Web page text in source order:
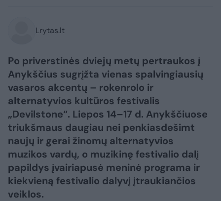
Lrytas.lt
Po priverstinės dviejų metų pertraukos į
Anykščius sugrįžta vienas spalvingiausių
vasaros akcentų – rokenrolo ir
alternatyvios kultūros festivalis
„Devilstone“. Liepos 14–17 d. Anykščiuose
triukšmaus daugiau nei penkiasdešimt
naujų ir gerai žinomų alternatyvios
muzikos vardų, o muzikinę festivalio dalį
papildys įvairiapusė meninė programa ir
kiekvieną festivalio dalyvį įtraukiančios
veiklos.